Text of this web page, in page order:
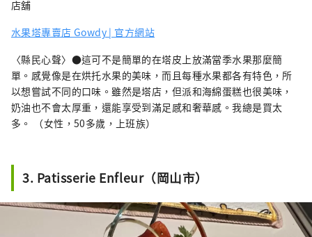
店舖
水果塔專賣店 Gowdy | 官方網站
〈縣民心聲〉●這可不是簡單的在塔皮上放滿當季水果那麼簡
單。感覺像是在烘托水果的美味，而且每種水果都各有特色，所
以想嘗試不同的口味。雖然是塔店，但派和海綿蛋糕也很美味，
奶油也不會太厚重，還能享受到滿足感和奢華感。我總是買太
多。 （女性，50多歲，上班族）
3. Patisserie Enfleur（岡山市）